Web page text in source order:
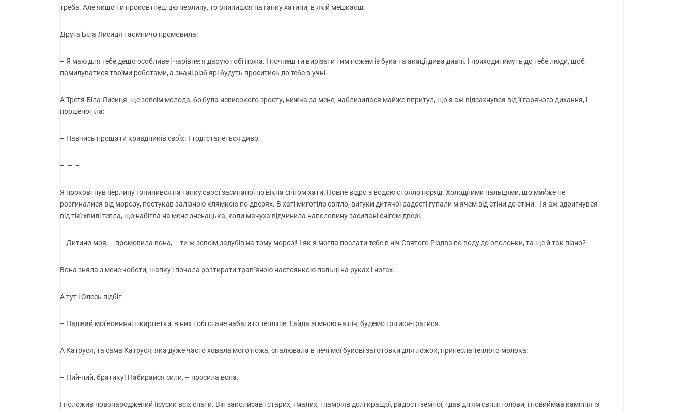
треба. Але якщо ти проковтнеш цю перлину, то опинишся на ганку хатини, в якій мешкаєш.
Друга Біла Лисиця таємничо промовила:
– Я маю для тебе дещо особливе і чарівне: я дарую тобі ножа. І почнеш ти вирізати тим ножем із бука та акації дива дивні. І приходитимуть до тебе люди, щоб
помилуватися твоїми роботами, а знані різб’ярі будуть проситись до тебе в учні.
А Третя Біла Лисиця ще зовсім молода, бо була невисокого зросту, нижча за мене, наблизилася майже впритул, що я аж відсахнувся від її гарячого дихання, і
прошепотіла:
– Навчись прощати кривдників своїх. І тоді станеться диво.
– – –
Я проковтнув перлину і опинився на ганку своєї засипаної по вікна снігом хати. Повне відро з водою стояло поряд. Холодними пальцями, що майже не
розгиналися від морозу, постукав залізною клямкою по дверях. В хаті миготіло світло, вигуки дитячої радості гупали м’ячем від стіни до стіни. І я аж здригнувся
від тієї хвилі тепла, що набігла на мене зненацька, коли мачуха відчинила наполовину засипані снігом двері.
– Дитино моя, – промовила вона, – ти ж зовсім задубів на тому морозі! І як я могла послати тебе в ніч Святого Різдва по воду до ополонки, та ще й так пізно?
Вона зняла з мене чоботи, шапку і почала розтирати трав’яною настоянкою пальці на руках і ногах.
А тут і Олесь підбіг:
– Надівай мої вовняні шкарпетки, в них тобі стане набагато тепліше. Гайда зі мною на піч, будемо грітися-гратися.
А Катруся, та сама Катруся, яка дуже часто ховала мого ножа, спалювала в печі мої букові заготовки для ложок, принесла теплого молока:
– Пий-пий, братику! Набирайся сили, – просила вона.
І положив новонароджений Іісусик всіх спати. Він заколисав і старих, і малих, і намріяв долі кращої, радості земної, і дав дітям світлі голови, і повиймав каміння із